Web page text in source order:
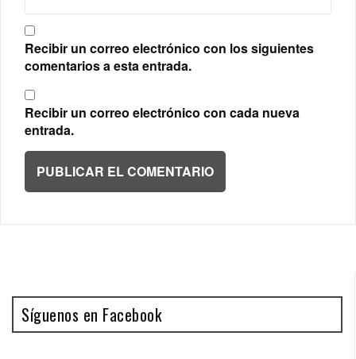
Recibir un correo electrónico con los siguientes
comentarios a esta entrada.
Recibir un correo electrónico con cada nueva
entrada.
Síguenos en Facebook